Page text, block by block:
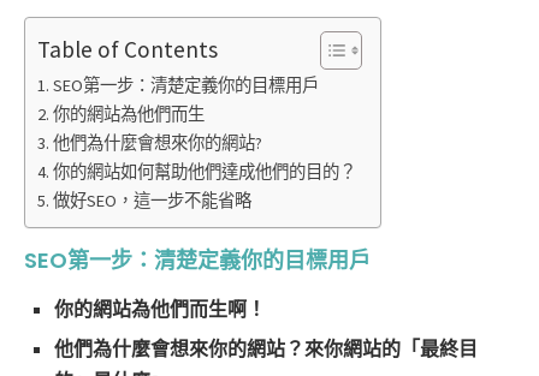
Table of Contents
SEO第一步：清楚定義你的目標用戶
你的網站為他們而生
他們為什麼會想來你的網站?
你的網站如何幫助他們達成他們的目的？
做好SEO，這一步不能省略
SEO第一步：清楚定義你的目標用戶
你的網站為他們而生啊！
他們為什麼會想來你的網站？來你網站的「最終目